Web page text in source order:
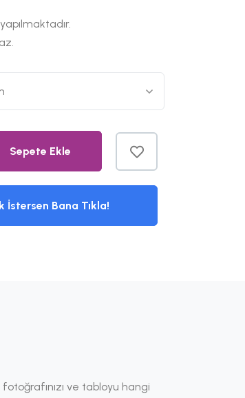
Sepete Ekle
İstersen Bana Tıkla!
ve tabloyu hangi